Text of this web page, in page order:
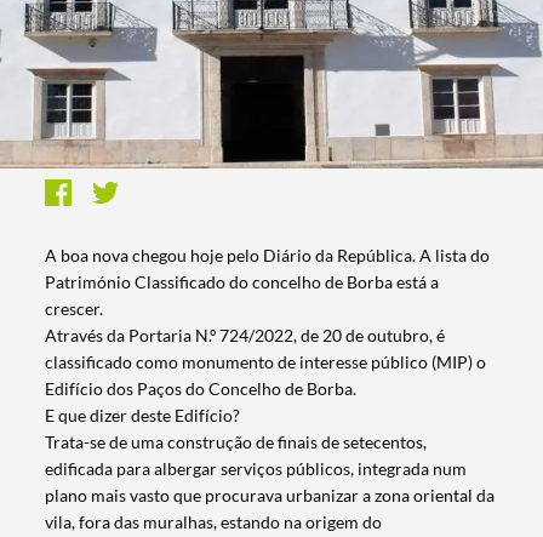
A boa nova chegou hoje pelo Diário da República. A lista do
Património Classificado do concelho de Borba está a
crescer.
Através da Portaria N.º 724/2022, de 20 de outubro, é
classificado como monumento de interesse público (MIP) o
Edifício dos Paços do Concelho de Borba.
E que dizer deste Edifício?
Trata-se de uma construção de finais de setecentos,
edificada para albergar serviços públicos, integrada num
plano mais vasto que procurava urbanizar a zona oriental da
vila, fora das muralhas, estando na origem do